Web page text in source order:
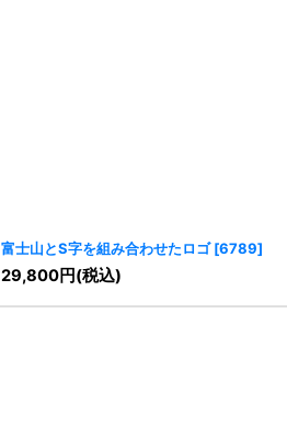
富士山とS字を組み合わせたロゴ [6789]
29,800円(税込)